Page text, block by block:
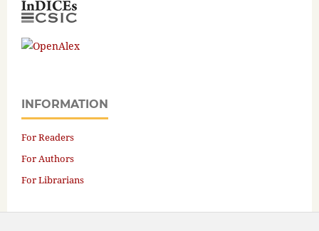
INFORMATION
For Readers
For Authors
For Librarians